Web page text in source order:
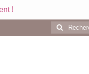
!
Rechercher
: